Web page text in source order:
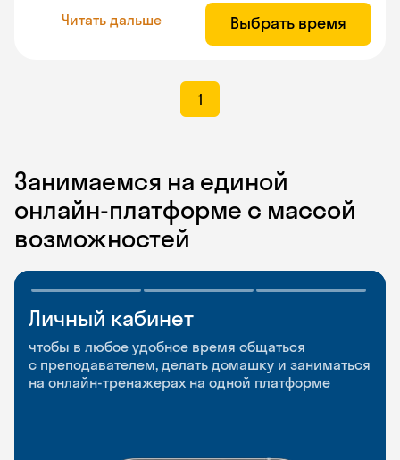
Читать дальше Выбрать время
1
Занимаемся на единой
онлайн-платформе с массой
возможностей
Личный кабинет
чтобы в любое удобное время общаться
с преподавателем, делать домашку и заниматься
на онлайн-тренажерах на одной платформе
Мобильное
приложение
чтобы заниматься и изучать новые слова где
и когда удобно
Разговорные клубы
и Talks
Групповые занятия для разговорной практики
и индивидуальные встречи с преподавателями